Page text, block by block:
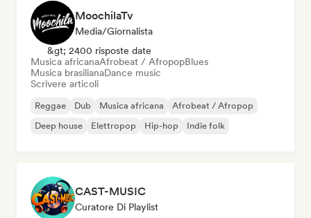
MoochilaTv
Media/Giornalista
&gt; 2400 risposte date
Musica africanaAfrobeat / AfropopBlues
Musica brasilianaDance music
Scrivere articoli
Reggae Dub Musica africana
Afrobeat / Afropop
Deep house
Elettropop Hip-hop Indie folk
CAST-MUSIC
Curatore Di Playlist